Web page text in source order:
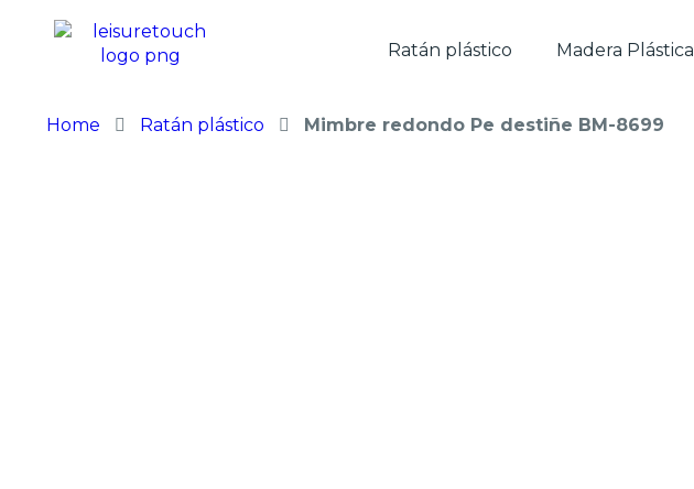
Ratán plástico Madera Plástica
Home Ratán plástico Mimbre redondo Pe destiñe BM-8699